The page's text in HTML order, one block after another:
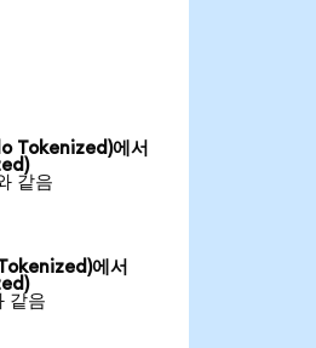
Tokenized)에서
같음
에서
같음